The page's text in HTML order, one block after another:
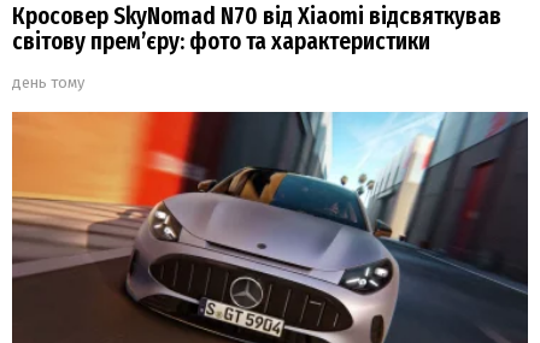
Кросовер SkyNomad N70 від Xiaomi відсвяткував
світову прем’єру: фото та характеристики
день тому